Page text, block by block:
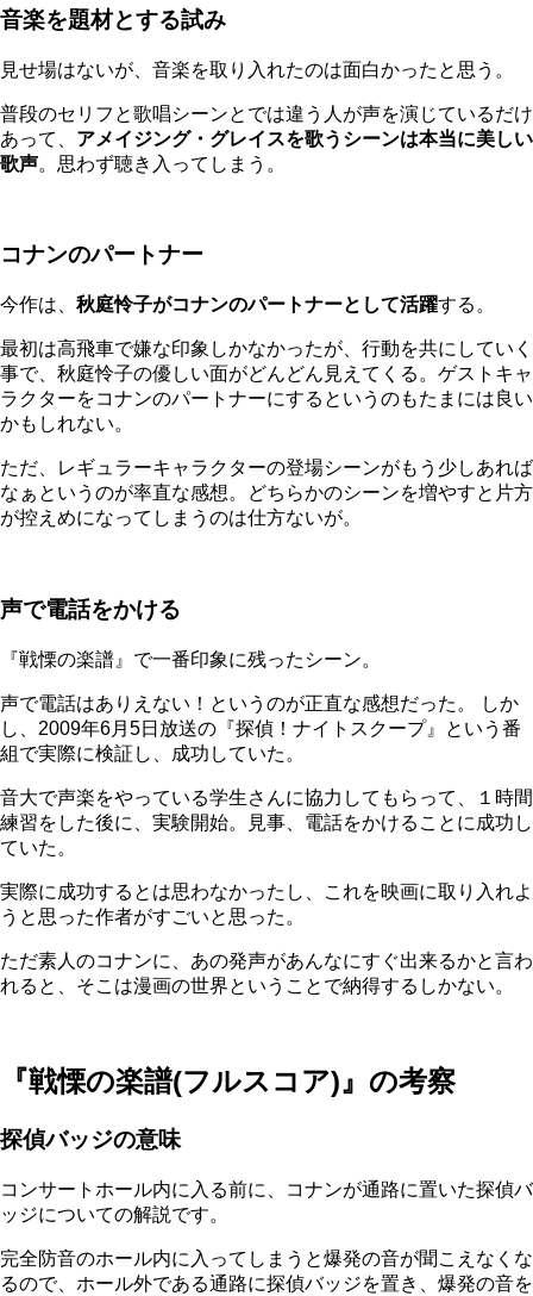
音楽を題材とする試み
見せ場はないが、音楽を取り入れたのは面白かったと思う。
普段のセリフと歌唱シーンとでは違う人が声を演じているだけ
あって、 アメイジング・グレイスを歌うシーンは本当に美しい
歌声。思わず聴き入ってしまう。
コナンのパートナー
今作は、 秋庭怜子がコナンのパートナーとして活躍する。
最初は高飛車で嫌な印象しかなかったが、行動を共にしていく
事で、秋庭怜子の優しい面がどんどん見えてくる。ゲストキャ
ラクターをコナンのパートナーにするというのもたまには良い
かもしれない。
ただ、レギュラーキャラクターの登場シーンがもう少しあれば
なぁというのが率直な感想。どちらかのシーンを増やすと片方
が控えめになってしまうのは仕方ないが。
声で電話をかける
『戦慄の楽譜』で一番印象に残ったシーン。
声で電話はありえない！というのが正直な感想だった。 しか
し、2009年6月5日放送の『探偵！ナイトスクープ』という番
組で実際に検証し、成功していた。
音大で声楽をやっている学生さんに協力してもらって、１時間
練習をした後に、実験開始。見事、電話をかけることに成功し
ていた。
実際に成功するとは思わなかったし、これを映画に取り入れよ
うと思った作者がすごいと思った。
ただ素人のコナンに、あの発声があんなにすぐ出来るかと言わ
れると、そこは漫画の世界ということで納得するしかない。
『戦慄の楽譜(フルスコア)』の考察
探偵バッジの意味
コンサートホール内に入る前に、コナンが通路に置いた探偵バ
ッジについての解説です。
完全防音のホール内に入ってしまうと爆発の音が聞こえなくな
るので、ホール外である通路に探偵バッジを置き、爆発の音を